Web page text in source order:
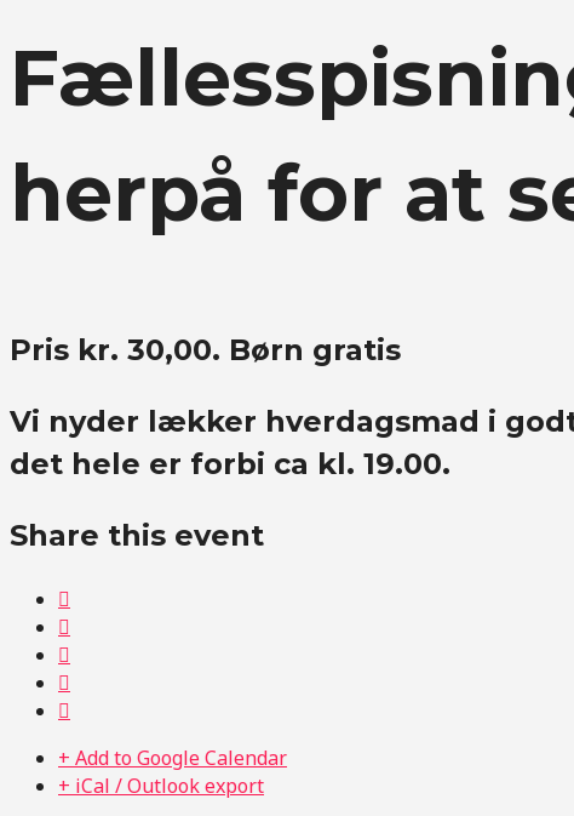
herpå for at
Pris kr. 30,00. Børn gratis
Vi nyder lækker hverdagsmad i
det hele er forbi ca kl. 19.00.
Share this event
+ Add to Google Calendar
+ iCal / Outlook export